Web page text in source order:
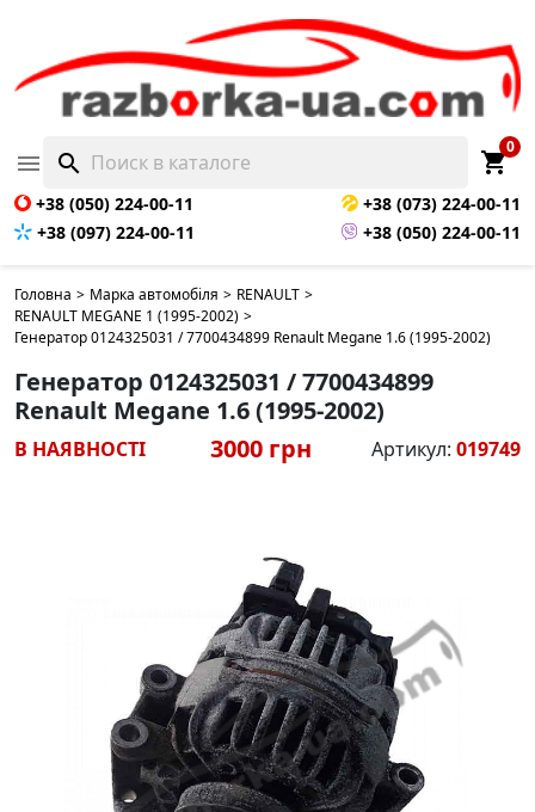
 search shopping_cart
0
+38 (050) 224-00-11
+38 (073) 224-00-11
+38 (097) 224-00-11
+38 (050) 224-00-11
Головна > Марка автомобіля > RENAULT >
RENAULT MEGANE 1 (1995-2002) >
Генератор 0124325031 / 7700434899 Renault Megane 1.6 (1995-2002)
Генератор 0124325031 / 7700434899
Renault Megane 1.6 (1995-2002)
В НАЯВНОСТІ 3000 грн Артикул: 019749